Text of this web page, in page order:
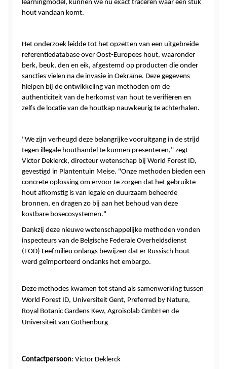
learningmodel, kunnen we nu exact traceren waar een stuk
hout vandaan komt.
Het onderzoek leidde tot het opzetten van een uitgebreide
referentiedatabase over Oost-Europees hout, waaronder
berk, beuk, den en eik, afgestemd op producten die onder
sancties vielen na de invasie in Oekraïne. Deze gegevens
hielpen bij de ontwikkeling van methoden om de
authenticiteit van de herkomst van hout te verifiëren en
zelfs de locatie van de houtkap nauwkeurig te achterhalen.
"We zijn verheugd deze belangrijke vooruitgang in de strijd
tegen illegale houthandel te kunnen presenteren," zegt
Victor Deklerck, directeur wetenschap bij World Forest ID,
gevestigd in Plantentuin Meise. "Onze methoden bieden een
concrete oplossing om ervoor te zorgen dat het gebruikte
hout afkomstig is van legale en duurzaam beheerde
bronnen, en dragen zo bij aan het behoud van deze
kostbare bosecosystemen."
Dankzij deze nieuwe wetenschappelijke methoden vonden
inspecteurs van de Belgische Federale Overheidsdienst
(FOD) Leefmilieu onlangs bewijzen dat er Russisch hout
werd geïmporteerd ondanks het embargo.
Deze methodes kwamen tot stand als samenwerking tussen
World Forest ID, Universiteit Gent, Preferred by Nature,
Royal Botanic Gardens Kew, Agroisolab GmbH en de
Universiteit van Gothenburg
Contactpersoon: Victor Deklerck